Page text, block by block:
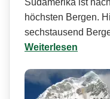
höchsten Bergen.
sechstausend
Weiterlesen